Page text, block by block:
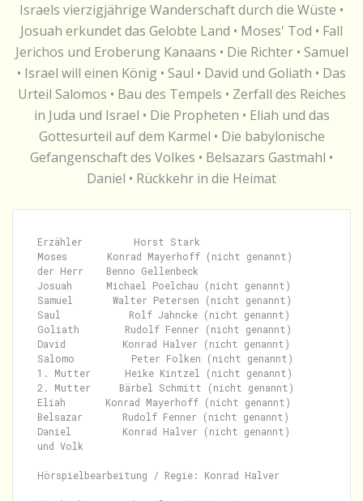
Israels vierzigjährige Wanderschaft durch die Wüste •
Josuah erkundet das Gelobte Land • Moses' Tod • Fall
Jerichos und Eroberung Kanaans • Die Richter • Samuel
• Israel will einen König • Saul • David und Goliath • Das
Urteil Salomos • Bau des Tempels • Zerfall des Reiches
in Juda und Israel • Die Propheten • Eliah und das
Gottesurteil auf dem Karmel • Die babylonische
Gefangenschaft des Volkes • Belsazars Gastmahl •
Daniel • Rückkehr in die Heimat
Erzähler         Horst Stark
Moses       Konrad Mayerhoff (nicht genannt)
der Herr    Benno Gellenbeck
Josuah      Michael Poelchau (nicht genannt)
Samuel       Walter Petersen (nicht genannt)
Saul            Rolf Jahncke (nicht genannt)
Goliath        Rudolf Fenner (nicht genannt)
David          Konrad Halver (nicht genannt)
Salomo          Peter Folken (nicht genannt)
1. Mutter      Heike Kintzel (nicht genannt)
2. Mutter     Bärbel Schmitt (nicht genannt)
Eliah       Konrad Mayerhoff (nicht genannt)
Belsazar       Rudolf Fenner (nicht genannt)
Daniel         Konrad Halver (nicht genannt)
und Volk
Hörspielbearbeitung / Regie: Konrad Halver